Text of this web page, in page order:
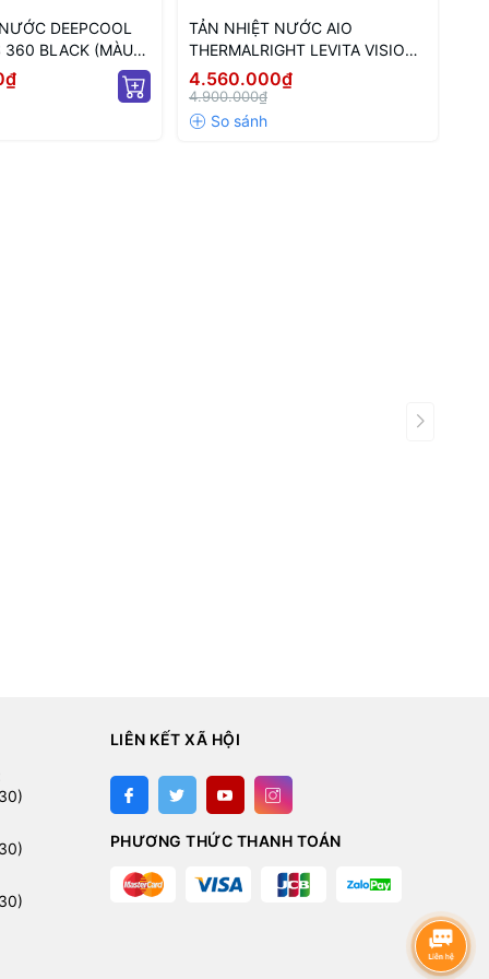
DEEPCOOL
360 BLACK (MÀU
TẢN NHIỆT NƯỚC AIO
THERMALRIGHT LEVITA VISION
360 ARGB WHITE (MÀU TRẮNG/
MÀN CONG)
4.560.000₫
4.900.000₫
LIÊN KẾT XÃ HỘI
PHƯƠNG THỨC THANH TOÁN